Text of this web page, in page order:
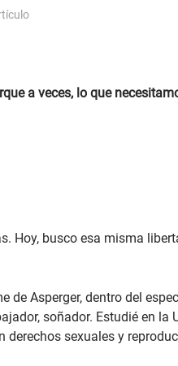
a veces, lo que
Hoy, busco esa misma
de Asperger, dentro del
soñador. Estudié en la
sexuales y